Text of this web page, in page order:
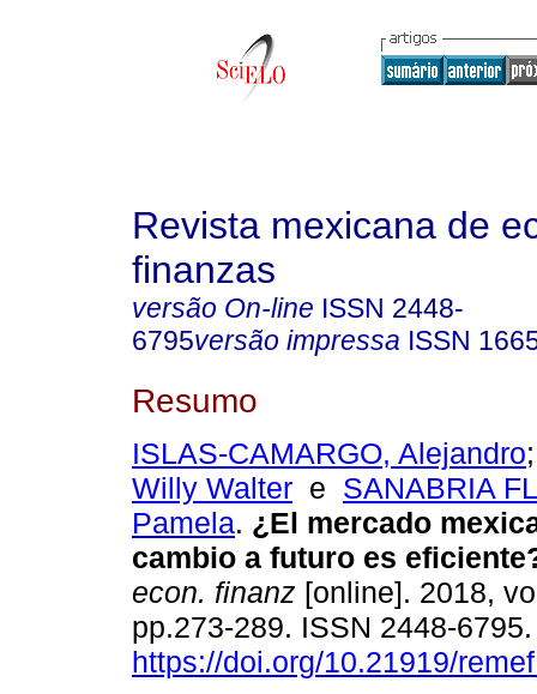
Revista mexicana de
finanzas
versão On-line ISSN 2448-
6795versão impressa ISSN
Resumo
ISLAS-CAMARGO, Alejandro
Willy Walter e SANABRIA
Pamela. ¿El mercado
cambio a futuro es
econ. finanz [online]. 2018,
pp.273-289. ISSN 2448-
https://doi.org/10.21919/